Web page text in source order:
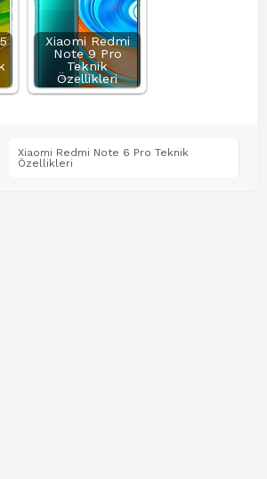
Xiaomi Redmi
Note 9 Pro
Teknik
Özellikleri
Xiaomi Redmi Note 6 Pro Teknik
Özellikleri